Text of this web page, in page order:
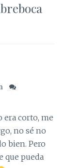
era corto, me
no sé no
bien. Pero
que pueda